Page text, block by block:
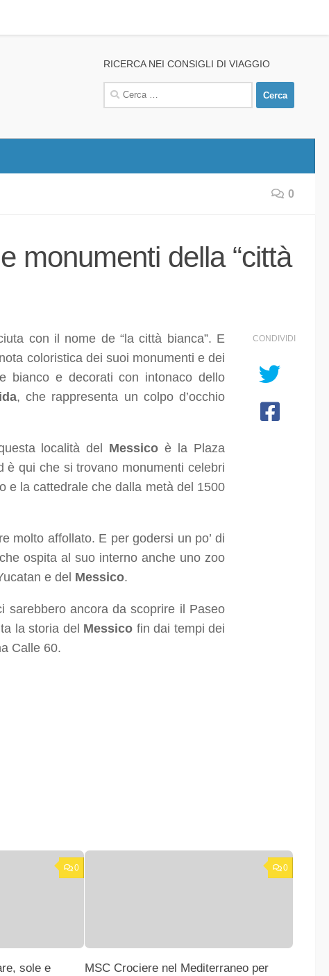
RICERCA NEI CONSIGLI DI VIAGGIO
Ricerca
per:
0
monumenti della “città
con il nome de “la città bianca”. E
coloristica dei suoi monumenti e dei
bianco e decorati con intonaco dello
, che rappresenta un colpo d’occhio
località del Messico è la Plaza
è qui che si trovano monumenti celebri
e la cattedrale che dalla metà del 1500
molto affollato. E per godersi un po’ di
ospita al suo interno anche uno zoo
e del Messico.
sarebbero ancora da scoprire il Paseo
la storia del Messico fin dai tempi dei
Calle 60.
CONDIVIDI
0
sole e
0
MSC Crociere nel Mediterraneo per